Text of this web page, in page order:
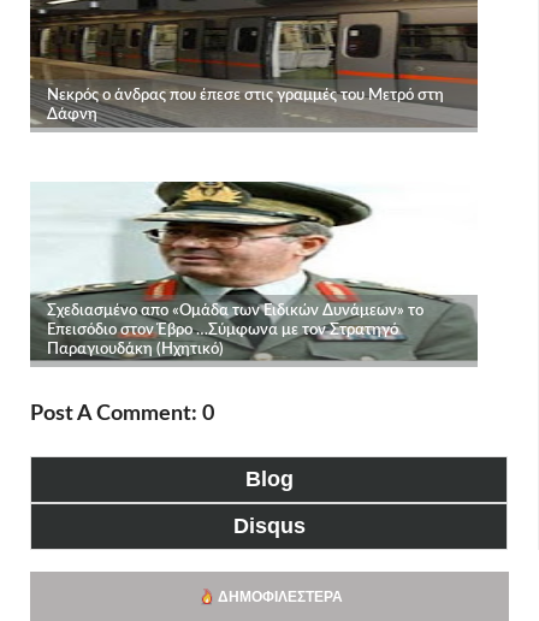
Post A Comment: 0
Blog
Disqus
ΔΗΜΟΦΙΛΈΣΤΕΡΑ